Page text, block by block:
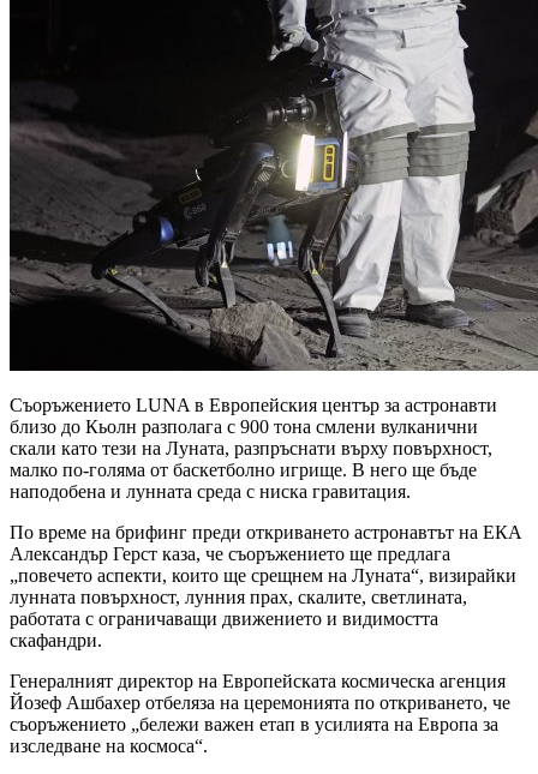
Съоръжението LUNA в Европейския център за астронавти
близо до Кьолн разполага с 900 тона смлени вулканични
скали като тези на Луната, разпръснати върху повърхност,
малко по-голяма от баскетболно игрище. В него ще бъде
наподобена и лунната среда с ниска гравитация.
По време на брифинг преди откриването астронавтът на ЕКА
Александър Герст каза, че съоръжението ще предлага
„повечето аспекти, които ще срещнем на Луната“, визирайки
лунната повърхност, лунния прах, скалите, светлината,
работата с ограничаващи движението и видимостта
скафандри.
Генералният директор на Европейската космическа агенция
Йозеф Ашбахер отбеляза на церемонията по откриването, че
съоръжението „бележи важен етап в усилията на Европа за
изследване на космоса“.